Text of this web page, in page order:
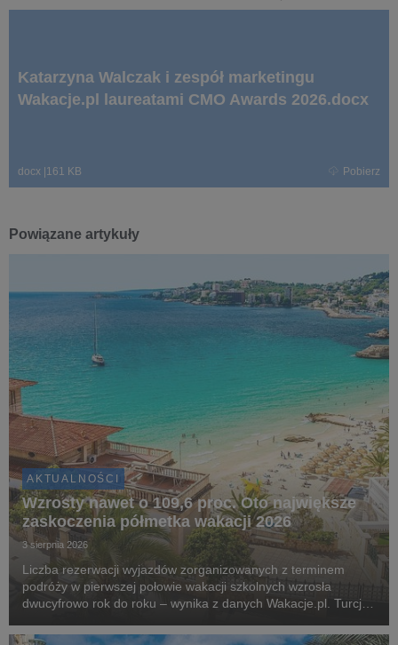
Katarzyna Walczak i zespół marketingu
Wakacje.pl laureatami CMO Awards 2026.docx
docx |161 KB Pobierz
Powiązane artykuły
AKTUALNOŚCI
Wzrosty nawet o 109,6 proc. Oto największe
zaskoczenia półmetka wakacji 2026
3 sierpnia 2026
Liczba rezerwacji wyjazdów zorganizowanych z terminem
podróży w pierwszej połowie wakacji szkolnych wzrosła
dwucyfrowo rok do roku – wynika z danych Wakacje.pl. Turcja,
wszystkich rezerwacji. Najciekawsza historia l...